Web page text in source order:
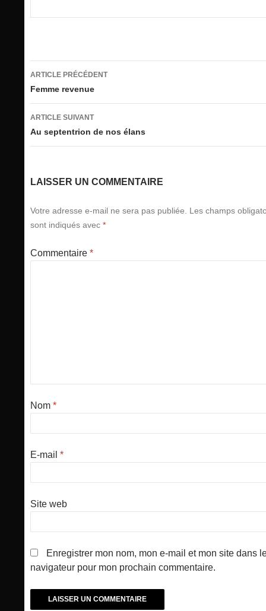
Navigation
des
articles
ARTICLE PRÉCÉDENT
Femme revenue
ARTICLE SUIVANT
Au septentrion de nos élans
LAISSER UN COMMENTAIRE
Votre adresse e-mail ne sera pas publiée.
Les champs
sont indiqués avec *
Commentaire *
Nom *
E-mail *
Site web
Enregistrer mon nom, mon e-mail et mon site dans
navigateur pour mon prochain commentaire.